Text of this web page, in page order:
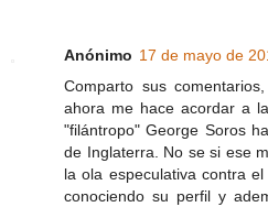
Anónimo 17 de mayo de
Comparto sus
ahora me hace acordar a
"filántropo" George Soros
de Inglaterra. No se si ese
la ola especulativa contra
conociendo su perfil y